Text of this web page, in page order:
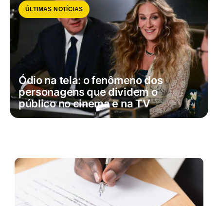
ÚLTIMAS NOTÍCIAS
Ódio na tela: o fenômeno dos
personagens que dividem o
público no cinema e na TV